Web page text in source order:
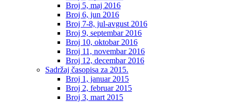
Broj 5, maj 2016
Broj 6, jun 2016
Broj 7-8, jul-avgust 2016
Broj 9, septembar 2016
Broj 10, oktobar 2016
Broj 11, novembar 2016
Broj 12, decembar 2016
Sadržaj časopisa za 2015.
Broj 1, januar 2015
Broj 2, februar 2015
Broj 3, mart 2015